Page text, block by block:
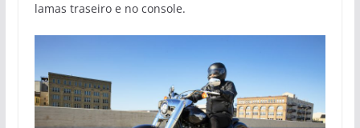
lamas traseiro e no console.